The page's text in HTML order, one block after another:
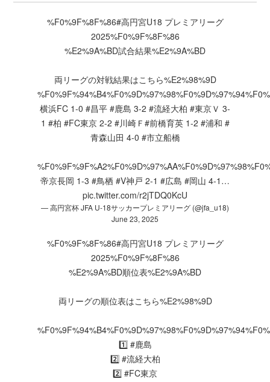
%F0%9F%8F%86#高円宮U18 プレミアリーグ
2025%F0%9F%8F%86
%E2%9A%BD試合結果%E2%9A%BD
両リーグの対戦結果はこちら%E2%98%9D
横浜FC 1-0 #昌平 #鹿島 3-2 #流経大柏 #東京Ｖ 3-
1 #柏 #FC東京2-2 #川崎Ｆ #前橋育英1-2 #浦和 #
青森山田 4-0 #市立船橋
帝京長岡 1-3 #鳥栖 #V神戸 2-1 #広島 #岡山 4-1…
pic.twitter.com/r2jTDQ0KcU
— 高円宮杯 JFA U-18サッカープレミアリーグ (@jfa_u18)
June 23, 2025
%F0%9F%8F%86#高円宮U18 プレミアリーグ
2025%F0%9F%8F%86
%E2%9A%BD順位表%E2%9A%BD
両リーグの順位表はこちら%E2%98%9D
1️⃣ #鹿島
2️⃣ #流経大柏
2️⃣ #FC東京